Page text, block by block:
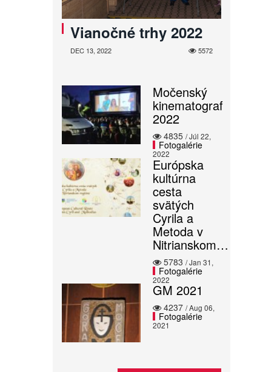
Vianočné trhy 2022
5572
DEC 13, 2022
Močenský
kinematograf
2022
4835
Fotogalérie
/ Júl 22,
2022
Európska
kultúrna
cesta
svätých
Cyrila a
Metoda v
Nitrianskom…
5783
Fotogalérie
/ Jan 31,
2022
GM 2021
4237
Fotogalérie
/ Aug 06,
2021